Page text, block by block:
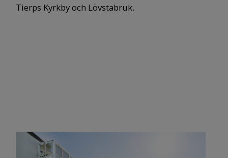
Tierps Kyrkby och Lövstabruk.